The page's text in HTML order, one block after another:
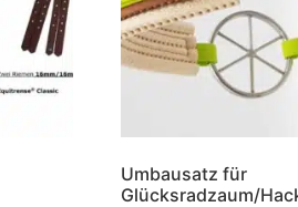
Umbausatz für
Glücksradzaum/